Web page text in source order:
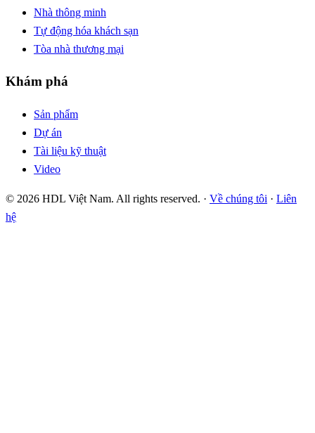
Nhà thông minh
Tự động hóa khách sạn
Tòa nhà thương mại
Khám phá
Sản phẩm
Dự án
Tài liệu kỹ thuật
Video
© 2026 HDL Việt Nam. All rights reserved. · Về chúng tôi · Liên
hệ